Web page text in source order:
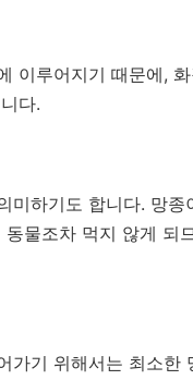
이루어지기 때문에,
다.
미하기도 합니다. 망종
물조차 먹지 않게 되
가기 위해서는 최소한